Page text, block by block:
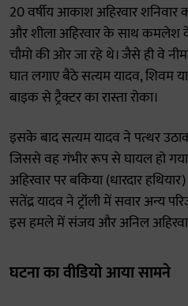
20 वर्षीय आकाश अहिरवार
और शीला अहिरवार के साथ कमलेश
चौमो की ओर जा रहे थे। जैसे ही वे
घात लगाए बैठे सत्यम यादव, शिवम
बाइक से ट्रैक्टर का रास्ता रोका।
इसके बाद सत्यम यादव ने पत्थर
जिससे वह गंभीर रूप से घायल हो
अहिरवार पर बकिया (धारदार
सतेंद्र यादव ने ट्रॉली में सवार अन्य
इस हमले में संजय और अनिल
घटना का वीडियो आया सामने